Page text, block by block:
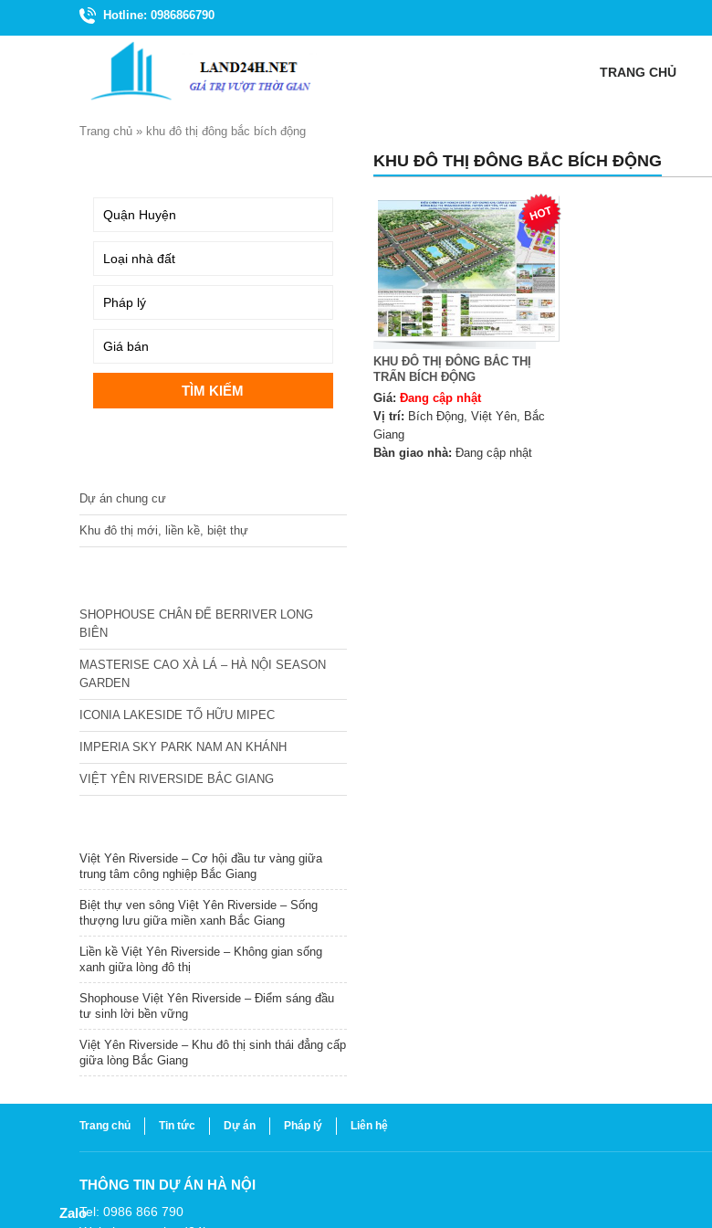
Hotline: 0986866790
TRANG CHỦ
Trang chủ » khu đô thị đông bắc bích động
KHU ĐÔ THỊ ĐÔNG BẮC BÍCH ĐỘNG
KHU ĐÔ THỊ ĐÔNG BẮC THỊ
TRẤN BÍCH ĐỘNG
Giá: Đang cập nhật
Vị trí: Bích Động, Việt Yên, Bắc
Giang
Bàn giao nhà: Đang cập nhật
Dự án chung cư
Khu đô thị mới, liền kề, biệt thự
SHOPHOUSE CHÂN ĐẾ BERRIVER LONG
BIÊN
MASTERISE CAO XÀ LÁ – HÀ NỘI SEASON
GARDEN
ICONIA LAKESIDE TỐ HỮU MIPEC
IMPERIA SKY PARK NAM AN KHÁNH
VIỆT YÊN RIVERSIDE BẮC GIANG
Việt Yên Riverside – Cơ hội đầu tư vàng giữa
trung tâm công nghiệp Bắc Giang
Biệt thự ven sông Việt Yên Riverside – Sống
thượng lưu giữa miền xanh Bắc Giang
Liền kề Việt Yên Riverside – Không gian sống
xanh giữa lòng đô thị
Shophouse Việt Yên Riverside – Điểm sáng đầu
tư sinh lời bền vững
Việt Yên Riverside – Khu đô thị sinh thái đẳng cấp
giữa lòng Bắc Giang
Trang chủ Tin tức Dự án Pháp lý Liên hệ
THÔNG TIN DỰ ÁN HÀ NỘI
Tel: 0986 866 790
Zalo